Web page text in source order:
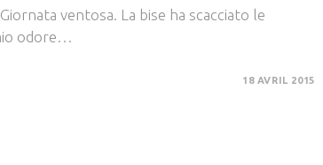
ventosa. La bise ha scacciato le
odore…
18 AVRIL 2015